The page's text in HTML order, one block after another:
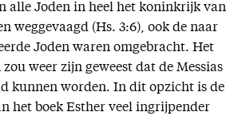
alle Joden in heel het koninkrijk van
weggevaagd (Hs. 3:6), ook de naar
Joden waren omgebracht. Het
weer zijn geweest dat de Messias
kunnen worden. In dit opzicht is de
het boek Esther veel ingrijpender